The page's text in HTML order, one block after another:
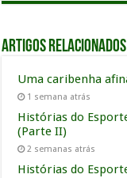
Artigos relacionados
Uma caribenha
1 semana atrás
Histórias do
(Parte II)
2 semanas atrás
Histórias do